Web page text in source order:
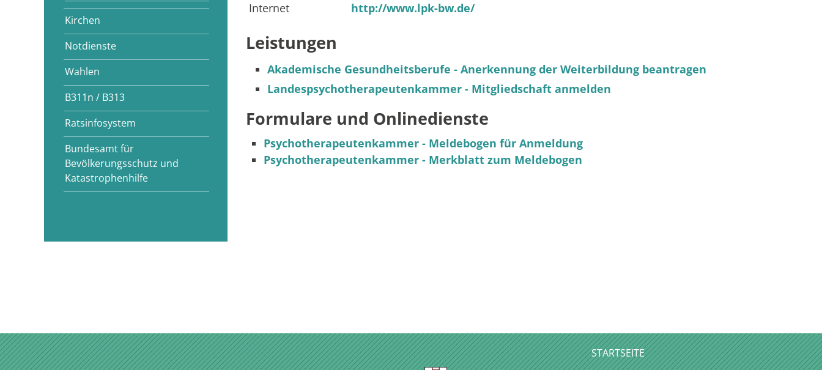
Kirchen
Notdienste
Wahlen
B311n / B313
Ratsinfosystem
Bundesamt für
Bevölkerungsschutz und
Katastrophenhilfe
Internet
http://www.lpk-bw.de/
Leistungen
Akademische Gesundheitsberufe - Anerkennung der Weiterbildung beantragen
Landespsychotherapeutenkammer - Mitgliedschaft anmelden
Formulare und Onlinedienste
Psychotherapeutenkammer - Meldebogen für Anmeldung
Psychotherapeutenkammer - Merkblatt zum Meldebogen
STARTSEITE